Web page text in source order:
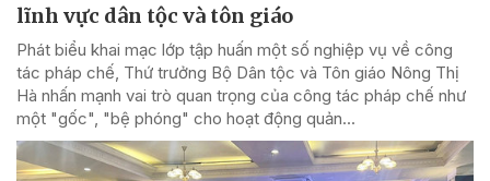
lĩnh vực dân tộc và tôn giáo
Phát biểu khai mạc lớp tập huấn một số nghiệp vụ về công
tác pháp chế, Thứ trưởng Bộ Dân tộc và Tôn giáo Nông Thị
Hà nhấn mạnh vai trò quan trọng của công tác pháp chế như
một "gốc", "bệ phóng" cho hoạt động quản...